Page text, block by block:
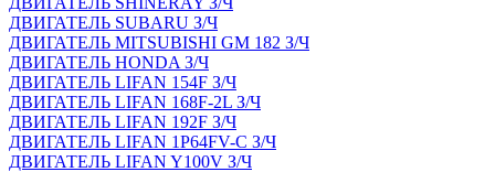
ДВИГАТЕЛЬ SUBARU З/Ч
ДВИГАТЕЛЬ MITSUBISHI GM 182 З/Ч
ДВИГАТЕЛЬ HONDA З/Ч
ДВИГАТЕЛЬ LIFAN 154F З/Ч
ДВИГАТЕЛЬ LIFAN 168F-2L З/Ч
ДВИГАТЕЛЬ LIFAN 192F З/Ч
ДВИГАТЕЛЬ LIFAN 1P64FV-C З/Ч
ДВИГАТЕЛЬ LIFAN Y100V З/Ч